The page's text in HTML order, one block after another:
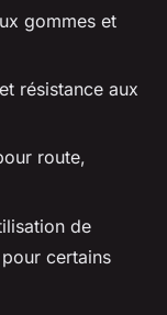
gommes et
résistance aux
route,
de
certains